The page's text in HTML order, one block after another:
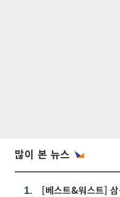
많이 본 뉴스
1.